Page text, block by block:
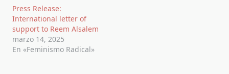
Press Release:
International letter of
support to Reem Alsalem
marzo 14, 2025
En «Feminismo Radical»